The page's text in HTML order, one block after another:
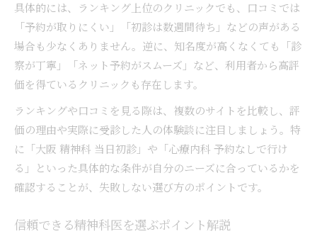
具体的には、ランキング上位のクリニックでも、口コミでは
「予約が取りにくい」「初診は数週間待ち」などの声がある
場合も少なくありません。逆に、知名度が高くなくても「診
察が丁寧」「ネット予約がスムーズ」など、利用者から高評
価を得ているクリニックも存在します。
ランキングや口コミを見る際は、複数のサイトを比較し、評
価の理由や実際に受診した人の体験談に注目しましょう。特
に「大阪 精神科 当日初診」や「心療内科 予約なしで行け
る」といった具体的な条件が自分のニーズに合っているかを
確認することが、失敗しない選び方のポイントです。
信頼できる精神科医を選ぶポイント解説